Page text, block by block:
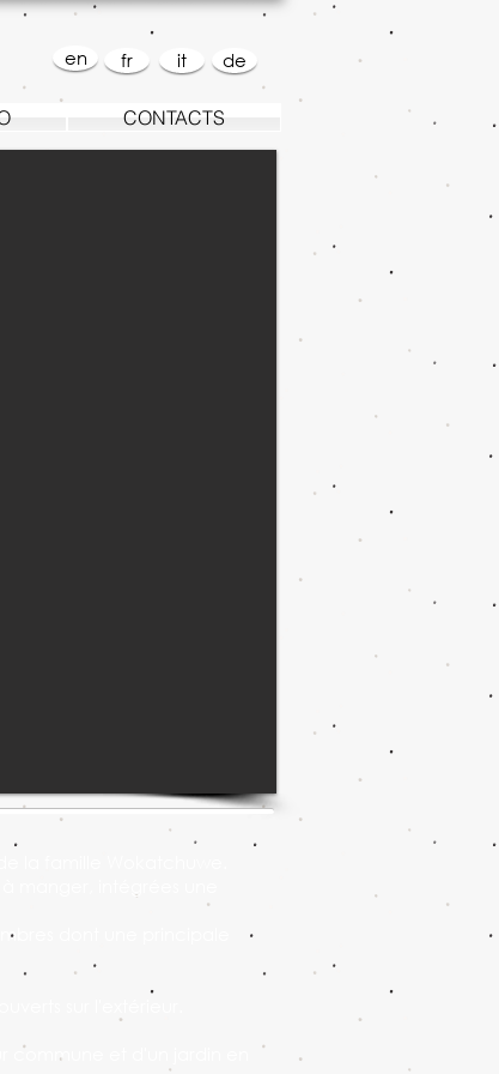
en fr it de
CONTACTS
dont une principale
commune et d'un jardin en